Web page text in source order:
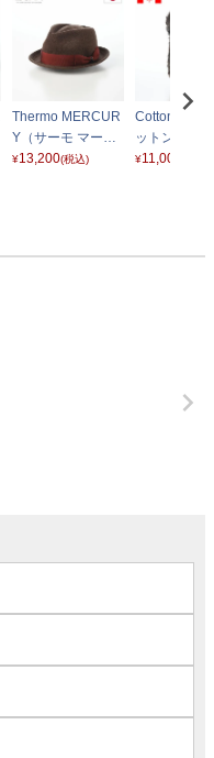
Thermo MERCUR
Y（サーモ マーキ
ュリー） ブラウン
¥13,200(税込)
Cotton
ットン アビ
ー） ネイビ
¥11,000